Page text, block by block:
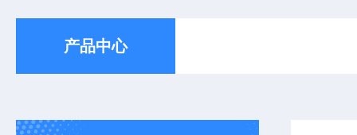
产品中心